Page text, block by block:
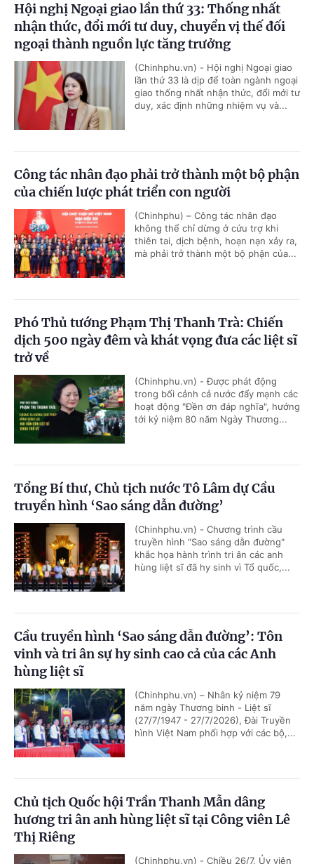
Hội nghị Ngoại giao lần thứ 33: Thống nhất
nhận thức, đổi mới tư duy, chuyển vị thế đối
ngoại thành nguồn lực tăng trưởng
(Chinhphu.vn) - Hội nghị Ngoại giao
lần thứ 33 là dịp để toàn ngành ngoại
giao thống nhất nhận thức, đổi mới tư
duy, xác định những nhiệm vụ và...
Công tác nhân đạo phải trở thành một bộ phận
của chiến lược phát triển con người
(Chinhphu) – Công tác nhân đạo
không thể chỉ dừng ở cứu trợ khi
thiên tai, dịch bệnh, hoạn nạn xảy ra,
mà phải trở thành một bộ phận của...
Phó Thủ tướng Phạm Thị Thanh Trà: Chiến
dịch 500 ngày đêm và khát vọng đưa các liệt sĩ
trở về
(Chinhphu.vn) - Được phát động
trong bối cảnh cả nước đẩy mạnh các
hoạt động "Đền ơn đáp nghĩa", hướng
tới kỷ niệm 80 năm Ngày Thương...
Tổng Bí thư, Chủ tịch nước Tô Lâm dự Cầu
truyền hình ‘Sao sáng dẫn đường’
(Chinhphu.vn) - Chương trình cầu
truyền hình "Sao sáng dẫn đường"
khắc họa hành trình tri ân các anh
hùng liệt sĩ đã hy sinh vì Tổ quốc,...
Cầu truyền hình ‘Sao sáng dẫn đường’: Tôn
vinh và tri ân sự hy sinh cao cả của các Anh
hùng liệt sĩ
(Chinhphu.vn) – Nhân kỷ niệm 79
năm ngày Thương binh - Liệt sĩ
(27/7/1947 - 27/7/2026), Đài Truyền
hình Việt Nam phối hợp với các bộ,...
Chủ tịch Quốc hội Trần Thanh Mẫn dâng
hương tri ân anh hùng liệt sĩ tại Công viên Lê
Thị Riêng
(Chinhphu.vn) - Chiều 26/7, Ủy viên